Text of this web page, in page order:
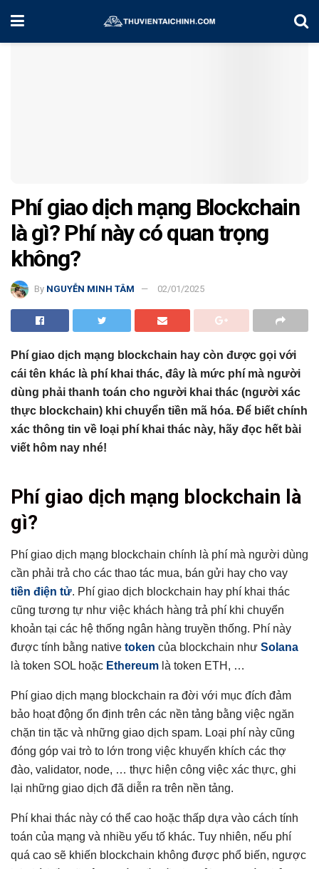
Home
Phí giao dịch mạng Blockchain
là gì? Phí này có quan trọng
không?
By NGUYỄN MINH TÂM 02/01/2025
Phí giao dịch mạng blockchain hay còn được gọi với
cái tên khác là phí khai thác, đây là mức phí mà người
dùng phải thanh toán cho người khai thác (người xác
thực blockchain) khi chuyển tiền mã hóa. Để biết chính
xác thông tin về loại phí khai thác này, hãy đọc hết bài
viết hôm nay nhé!
Phí giao dịch mạng blockchain là gì?
Vì sao phải tính phí giao dịch mạng blockchain?
Giảm thiểu vấn đề spam
Tăng cường tính bảo mật
Phí giao dịch blockchain và phí gas có gì khác nhau?
Một số yếu tố tác động đến phí giao dịch blockchain
Làm thế nào để giảm chi phí giao dịch blockchain?
Có thể bạn chưa biết
Phí giao dịch mạng blockchain là
gì?
Phí giao dịch mạng blockchain chính là phí mà người dùng
cần phải trả cho các thao tác mua, bán gửi hay cho vay
tiền điện tử. Phí giao dịch blockchain hay phí khai thác
cũng tương tự như việc khách hàng trả phí khi chuyển
khoản tại các hệ thống ngân hàng truyền thống. Phí này
được tính bằng native token của blockchain như Solana
là token SOL hoặc Ethereum là token ETH, …
Phí giao dịch mạng blockchain ra đời với mục đích đảm
bảo hoạt động ổn định trên các nền tảng bằng việc ngăn
chặn tin tặc và những giao dịch spam. Loại phí này cũng
đóng góp vai trò to lớn trong việc khuyến khích các thợ
đào, validator, node, … thực hiện công việc xác thực, ghi
lại những giao dịch đã diễn ra trên nền tảng.
Phí khai thác này có thể cao hoặc thấp dựa vào cách tính
toán của mạng và nhiều yếu tố khác. Tuy nhiên, nếu phí
quá cao sẽ khiến blockchain không được phổ biến, ngược